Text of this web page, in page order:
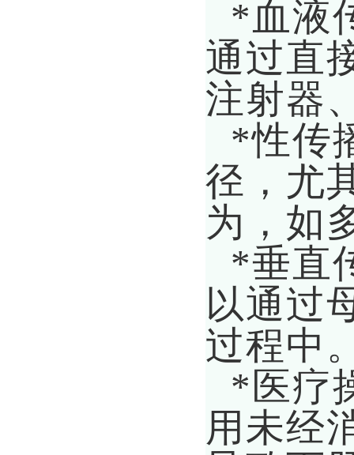
*血液
通过直
注射器
*性传
径，尤
为，如
*垂直
以通过
过程中
*医疗
用未经